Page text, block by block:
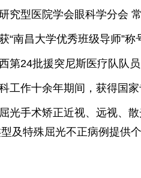
究型医院学会眼科学分会
“南昌大学优秀班级导师”称
第24批援突尼斯医疗队队员
工作十余年期间，获得国
光手术矫正近视、远视、
及特殊屈光不正病例提供